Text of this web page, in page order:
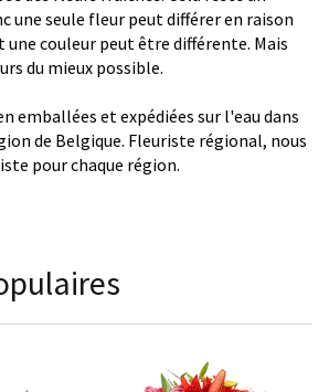
une seule fleur peut différer en raison
couleur peut être différente. Mais
du mieux possible.
emballées et expédiées sur l'eau dans
de Belgique. Fleuriste régional, nous
pour chaque région.